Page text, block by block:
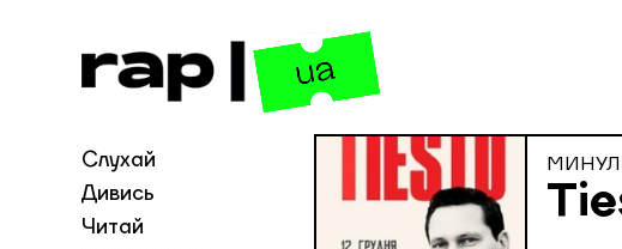
Слухай
Дивись
Читай